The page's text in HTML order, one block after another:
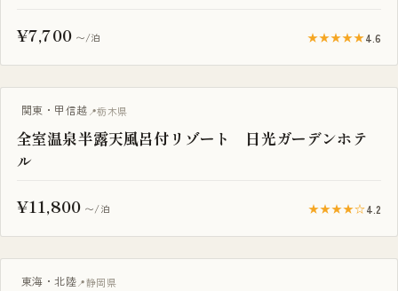
¥7,700 〜/泊 ★★★★★4.6
露天風呂付き客室
関東・甲信越 栃木県
全室温泉半露天風呂付リゾート 日光ガーデンホテ
ル
¥11,800 〜/泊 ★★★★☆4.2
露天風呂付き客室
東海・北陸 静岡県